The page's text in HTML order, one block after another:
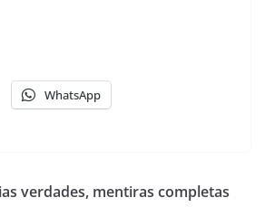
WhatsApp
verdades, mentiras completas